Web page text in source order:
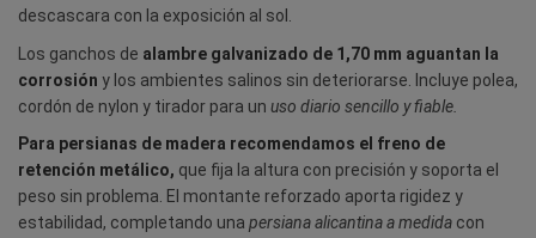
descascara con la exposición al sol.
Los ganchos de alambre galvanizado de 1,70 mm aguantan la
corrosión y los ambientes salinos sin deteriorarse. Incluye polea,
cordón de nylon y tirador para un uso diario sencillo y fiable.
Para persianas de madera recomendamos el freno de
retención metálico, que fija la altura con precisión y soporta el
peso sin problema. El montante reforzado aporta rigidez y
estabilidad, completando una persiana alicantina a medida con